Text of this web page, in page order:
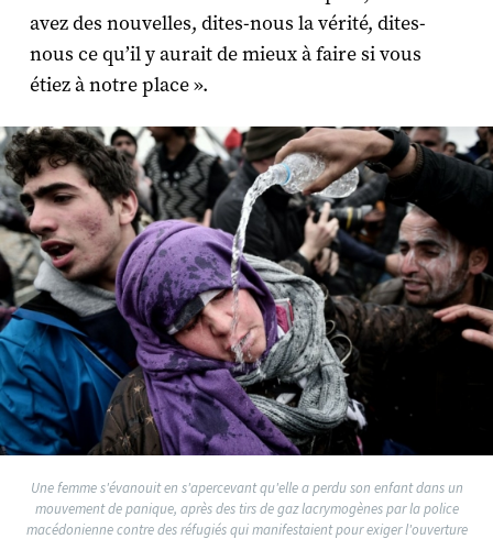
avez des nouvelles, dites-nous la vérité, dites-
nous ce qu’il y aurait de mieux à faire si vous
étiez à notre place ».
Une femme s'évanouit en s'apercevant qu'elle a perdu son enfant dans un
mouvement de panique, après des tirs de gaz lacrymogènes par la police
macédonienne contre des réfugiés qui manifestaient pour exiger l'ouverture